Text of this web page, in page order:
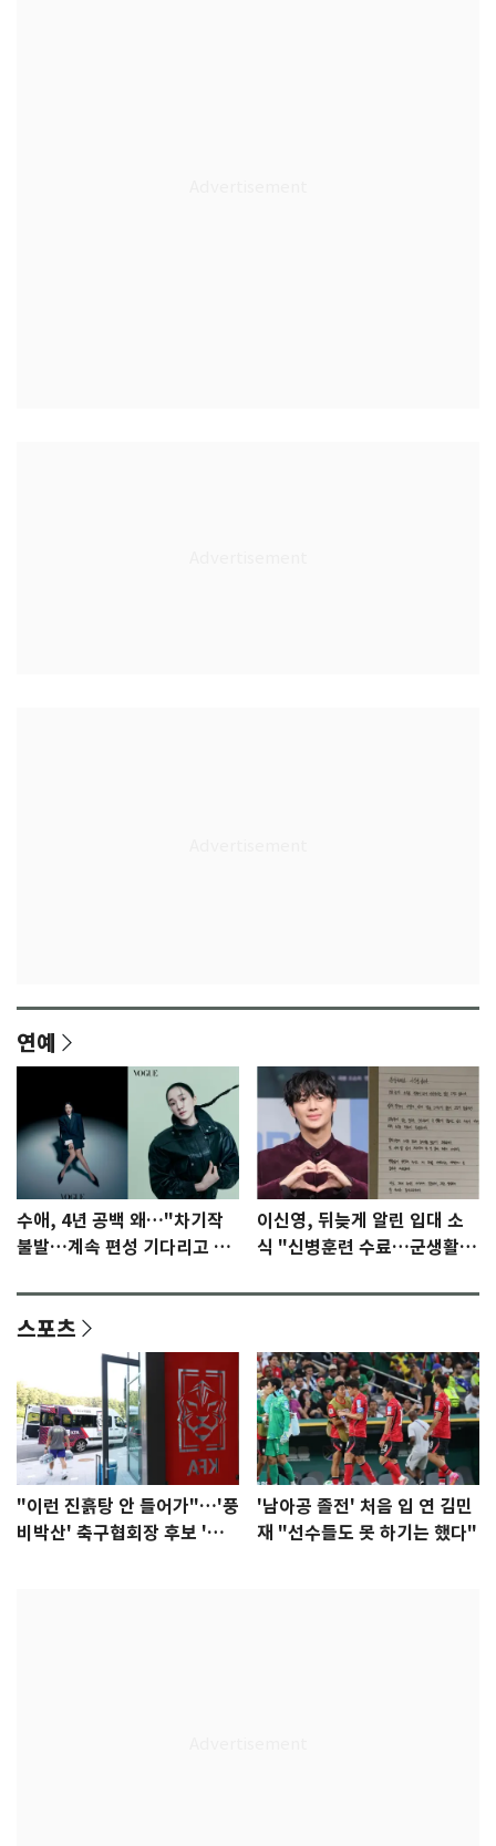
연예
수애, 4년 공백 왜…"차기작
불발…계속 편성 기다리고 있
이신영, 뒤늦게 알린 입대 소
식 "신병훈련 수료…군생활
스포츠
"이런 진흙탕 안 들어가"…'풍
비박산' 축구협회장 후보 '실
'남아공 졸전' 처음 입 연 김민
재 "선수들도 못 하기는 했다"